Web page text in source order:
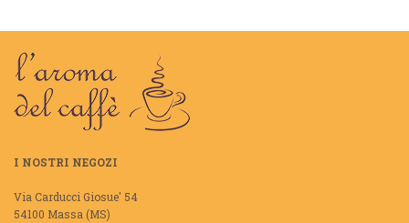
I NOSTRI NEGOZI
Via Carducci Giosue' 54
54100 Massa (MS)